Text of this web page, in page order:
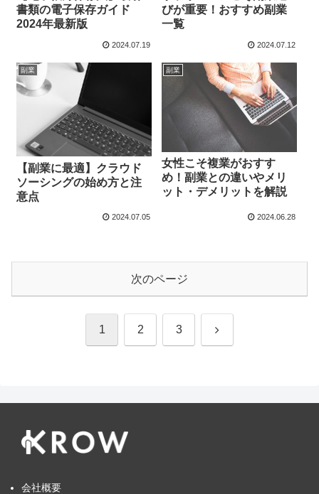
書類の電子保存ガイド
2024年最新版
2024.07.19
びが重要！おすすめ副業
一覧
2024.07.12
副業
【副業に最適】クラウド
ソーシングの始め方と注
意点
2024.07.05
副業
女性こそ複業がおすす
め！副業との違いやメリ
ット・デメリットを解説
2024.06.28
次のページ
1 2 3 次
会社概要